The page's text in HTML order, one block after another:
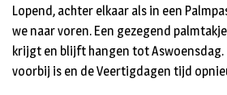
Lopend, achter elkaar als in een
we naar voren. Een gezegend
krijgt en blijft hangen tot Aswoensdag.
voorbij is en de Veertigdagen tijd